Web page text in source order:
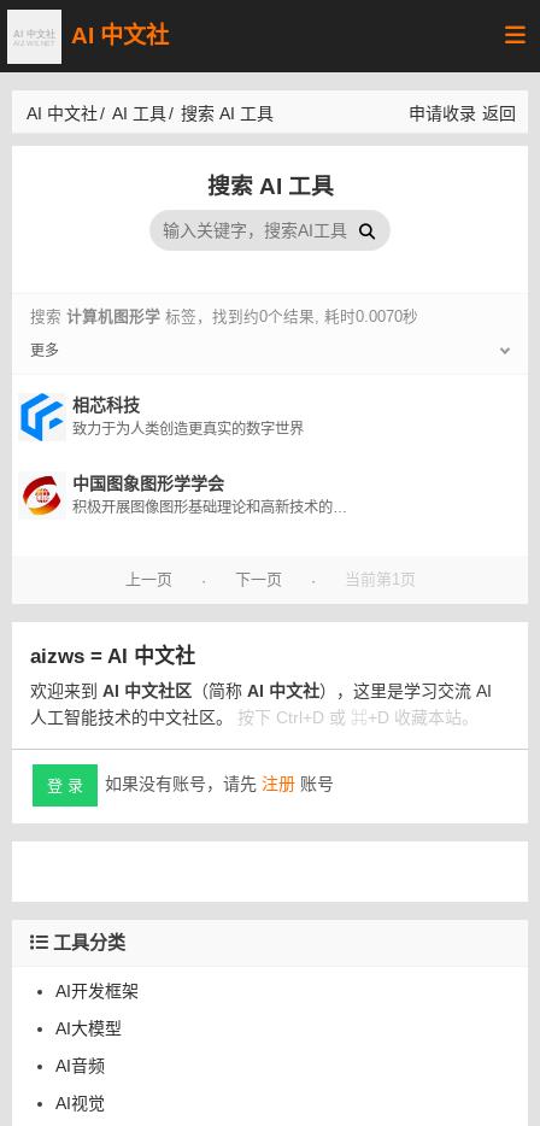
AI 中文社
AI 中文社/ AI 工具/ 搜索 AI 工具 申请收录 返回
搜索 AI 工具
搜索 计算机图形学 标签，找到约0个结果, 耗时0.0070秒
更多
相芯科技
致力于为人类创造更真实的数字世界
中国图象图形学学会
积极开展图像图形基础理论和高新技术的研究，促进该学科技术的发展和在国民经济各个领域的推广应用。
上一页 · 下一页 · 当前第1页
aizws = AI 中文社
欢迎来到 AI 中文社区 （简称 AI 中文社），这里是学习交流 AI
人工智能技术的中文社区。 按下 Ctrl+D 或 ⌘+D 收藏本站。
登 录 如果没有账号，请先 注册 账号
工具分类
AI开发框架
AI大模型
AI音频
AI视觉